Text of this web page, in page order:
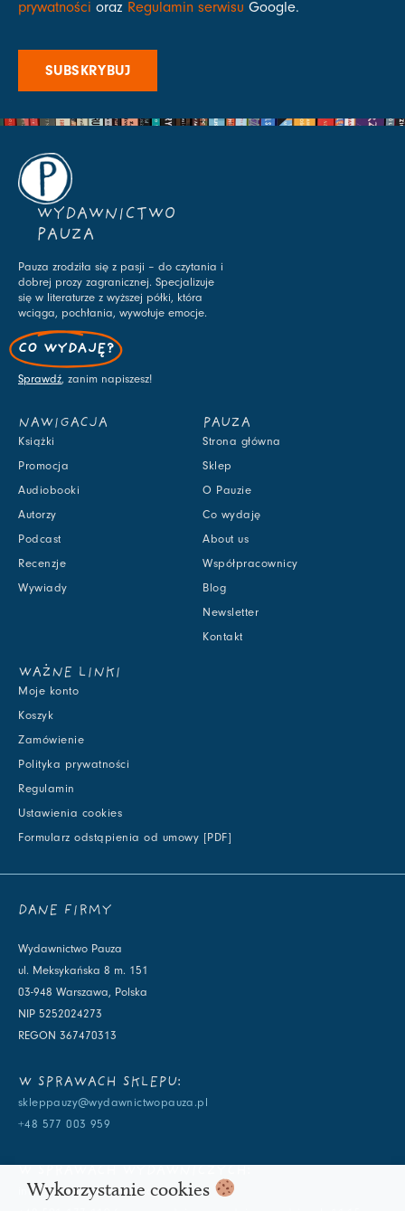
prywatności oraz Regulamin serwisu Google.
SUBSKRYBUJ
WYDAWNICTWO
PAUZA
Pauza zrodziła się z pasji – do czytania i
dobrej prozy zagranicznej. Specjalizuje
się w literaturze z wyższej półki, która
wciąga, pochłania, wywołuje emocje.
CO WYDAJĘ?
Sprawdź, zanim napiszesz!
NAWIGACJA
Książki
Promocja
Audiobooki
Autorzy
Podcast
Recenzje
Wywiady
PAUZA
Strona główna
Sklep
O Pauzie
Co wydaję
About us
Współpracownicy
Blog
Newsletter
Kontakt
WAŻNE LINKI
Moje konto
Koszyk
Zamówienie
Polityka prywatności
Regulamin
Ustawienia cookies
Formularz odstąpienia od umowy [PDF]
DANE FIRMY
Wydawnictwo Pauza
ul. Meksykańska 8 m. 151
03-948 Warszawa, Polska
NIP 5252024273
REGON 367470313
W SPRAWACH SKLEPU:
skleppauzy@wydawnictwopauza.pl
+48 577 003 959
info@wydawnictwopauza.pl
Wykorzystanie cookies